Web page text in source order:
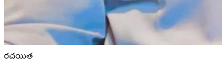
రచయిత